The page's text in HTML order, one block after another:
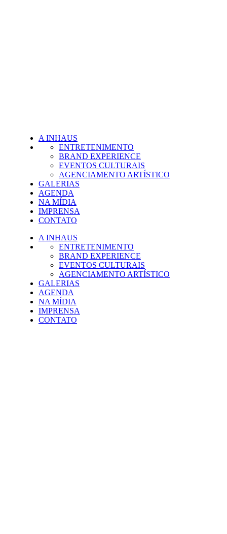
A INHAUS
ENTRETENIMENTO
BRAND EXPERIENCE
EVENTOS CULTURAIS
AGENCIAMENTO ARTÍSTICO
GALERIAS
AGENDA
NA MÍDIA
IMPRENSA
CONTATO
A INHAUS
ENTRETENIMENTO
BRAND EXPERIENCE
EVENTOS CULTURAIS
AGENCIAMENTO ARTÍSTICO
GALERIAS
AGENDA
NA MÍDIA
IMPRENSA
CONTATO